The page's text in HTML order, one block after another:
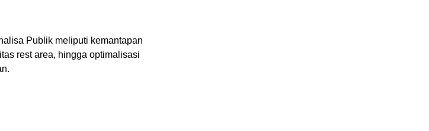
Publik meliputi kemantapan
rest area, hingga optimalisasi